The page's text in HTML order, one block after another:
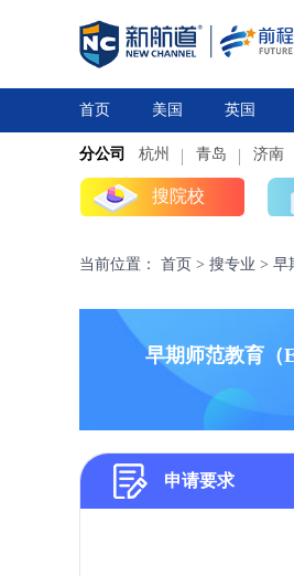
首页 美国
研究生 本科
英国
研究生
分公司 杭州 青岛 济南
搜院校
当前位置： 首页 > 搜专业 > 早
早期师范教育（
申请要求